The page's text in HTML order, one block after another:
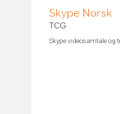
Skype Norsk
TCG
Skype videosamtale og